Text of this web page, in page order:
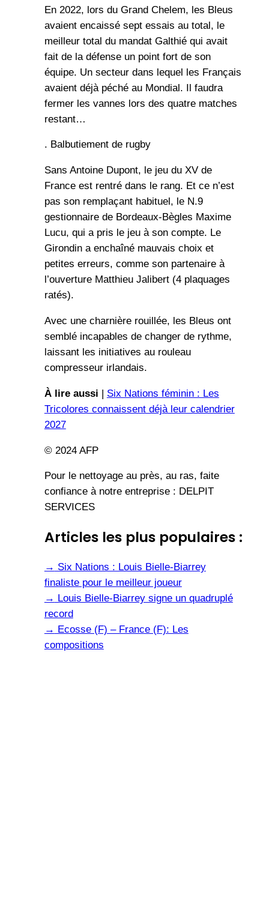
En 2022, lors du Grand Chelem, les Bleus
avaient encaissé sept essais au total, le
meilleur total du mandat Galthié qui avait
fait de la défense un point fort de son
équipe. Un secteur dans lequel les Français
avaient déjà péché au Mondial. Il faudra
fermer les vannes lors des quatre matches
restant…
. Balbutiement de rugby
Sans Antoine Dupont, le jeu du XV de
France est rentré dans le rang. Et ce n’est
pas son remplaçant habituel, le N.9
gestionnaire de Bordeaux-Bègles Maxime
Lucu, qui a pris le jeu à son compte. Le
Girondin a enchaîné mauvais choix et
petites erreurs, comme son partenaire à
l’ouverture Matthieu Jalibert (4 plaquages
ratés).
Avec une charnière rouillée, les Bleus ont
semblé incapables de changer de rythme,
laissant les initiatives au rouleau
compresseur irlandais.
À lire aussi | Six Nations féminin : Les
Tricolores connaissent déjà leur calendrier
2027
© 2024 AFP
Pour le nettoyage au près, au ras, faite
confiance à notre entreprise : DELPIT
SERVICES
Articles les plus populaires :
→ Six Nations : Louis Bielle-Biarrey
finaliste pour le meilleur joueur
→ Louis Bielle-Biarrey signe un quadruplé
record
→ Ecosse (F) – France (F): Les
compositions